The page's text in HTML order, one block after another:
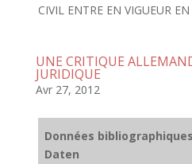
CIVIL ENTRE EN VIGUEUR
UNE CRITIQUE
JURIDIQUE
Avr 27, 2012
Données
Daten